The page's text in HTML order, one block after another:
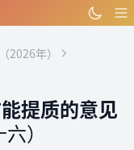
2026年）
提质的意见
六）